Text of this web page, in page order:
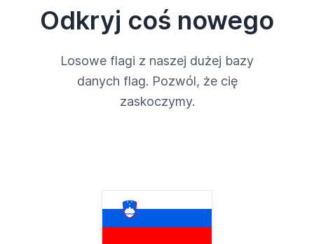
Odkryj coś nowego
Losowe flagi z naszej dużej bazy
danych flag. Pozwól, że cię
zaskoczymy.